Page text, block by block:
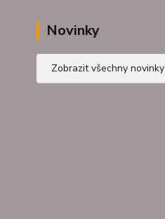
Novinky
Zobrazit všechny novinky